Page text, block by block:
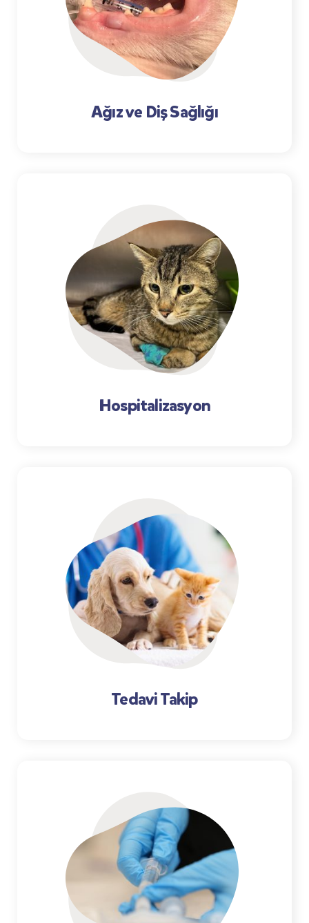
Ağız ve Diş Sağlığı
Hospitalizasyon
Tedavi Takip